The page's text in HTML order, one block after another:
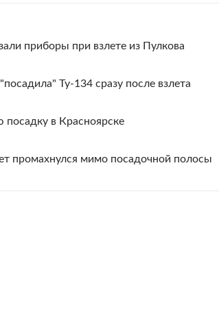
приборы при взлете из Пулкова
Ту-134 сразу после взлета
в Красноярске
промахнулся мимо посадочной полосы